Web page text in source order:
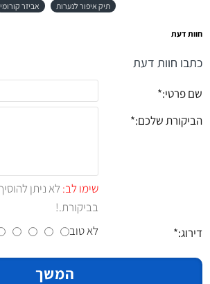
תיק איפור לנערות
אביזר קורומי
חוות דעת
כתבו חוות דעת
שם פרטי:
הביקורת שלכם:
שימו לב:
בביקורת.!
דירוג:
לא טוב
המשך